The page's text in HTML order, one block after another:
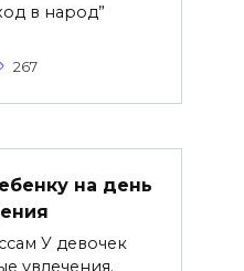
в народ”
267
на день
У девочек
увлечения.